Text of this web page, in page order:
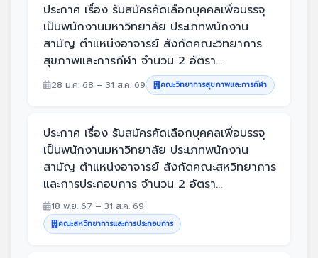
ประกาศ เรื่อง รับสมัครคัดเลือกบุคคลเพื่อบรรจุ
เป็นพนักงานมหาวิทยาลัย ประเภทพนักงาน
สามัญ ตำแหน่งอาจารย์ สังกัดคณะวิทยาการ
สุขภาพและการกีฬา จำนวน 2 อัตรา...
28 ม.ค. 68 – 31 ส.ค. 69 คณะวิทยาการสุขภาพและการกีฬา
ประกาศ เรื่อง รับสมัครคัดเลือกบุคคลเพื่อบรรจุ
เป็นพนักงานมหาวิทยาลัย ประเภทพนักงาน
สามัญ ตำแหน่งอาจารย์ สังกัดคณะสหวิทยาการ
และการประกอบการ จำนวน 2 อัตรา...
18 พ.ย. 67 – 31 ส.ค. 69
คณะสหวิทยาการและการประกอบการ